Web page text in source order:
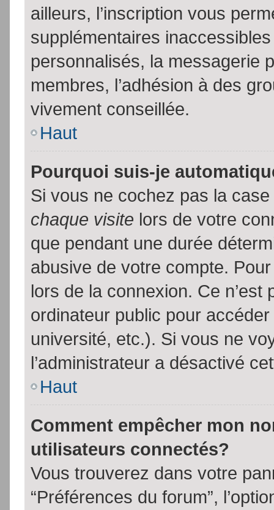
ailleurs, l’inscription vous
supplémentaires
personnalisés, la messagerie
membres, l’adhésion à des
vivement conseillée.
Haut
Pourquoi suis-je
Si vous ne cochez pas la case
chaque visite lors de votre
que pendant une durée
abusive de votre compte.
lors de la connexion. Ce
ordinateur public pour
université, etc.). Si vous ne
l’administrateur a désactivé
Haut
Comment empêcher mon
utilisateurs connectés?
Vous trouverez dans votre
“Préférences du forum”,